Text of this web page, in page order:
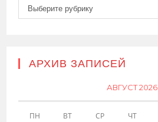
Рубрики
Выберите рубрику
АРХИВ ЗАПИСЕЙ
АВГУСТ 2026
ПН ВТ СР ЧТ